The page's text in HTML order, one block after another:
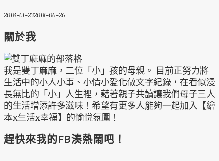
2018-01-232018-06-26
關於我
我是雙丁麻麻，二位「小」孩的母親。 目前正努力將
生活中的小人小事、小情小愛化做文字紀錄，在看似漫
長無比的「小」人生裡，藉著親子共讀讓我們母子三人
的生活增添許多滋味！希望有更多人能夠一起加入【繪
本x生活x幸福】的愉悅氛圍！
趕快來我的FB湊熱鬧吧！